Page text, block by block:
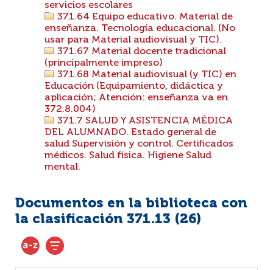
servicios escolares
371.64 Equipo educativo. Material de
enseñanza. Tecnología educacional. (No
usar para Material audiovisual y TIC).
371.67 Material docente tradicional
(principalmente impreso)
371.68 Material audiovisual (y TIC) en
Educación (Equipamiento, didáctica y
aplicación; Atención: enseñanza va en
372.8.004)
371.7 SALUD Y ASISTENCIA MÉDICA
DEL ALUMNADO. Estado general de
salud Supervisión y control. Certificados
médicos. Salud física. Higiene Salud
mental.
Documentos en la biblioteca con
la clasificación 371.13 (26)